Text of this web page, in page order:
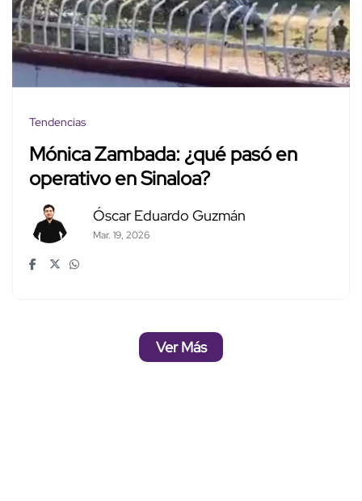
Tendencias
Mónica Zambada: ¿qué pasó en
operativo en Sinaloa?
Óscar Eduardo Guzmán
Mar. 19, 2026
Ver Más